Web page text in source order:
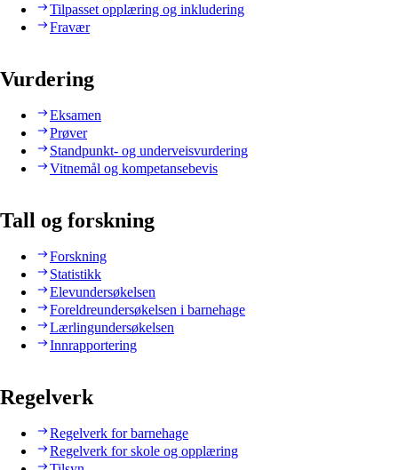
Tilpasset opplæring og inkludering
Fravær
Vurdering
Eksamen
Prøver
Standpunkt- og underveisvurdering
Vitnemål og kompetansebevis
Tall og forskning
Forskning
Statistikk
Elevundersøkelsen
Foreldreundersøkelsen i barnehage
Lærlingundersøkelsen
Innrapportering
Regelverk
Regelverk for barnehage
Regelverk for skole og opplæring